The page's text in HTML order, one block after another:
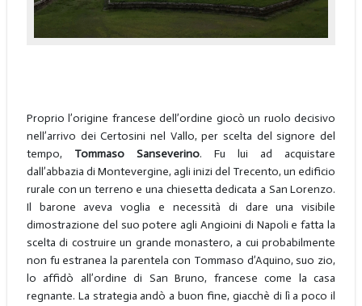
Proprio l’origine francese dell’ordine giocò un ruolo decisivo
nell’arrivo dei Certosini nel Vallo, per scelta del signore del
tempo, Tommaso Sanseverino. Fu lui ad acquistare
dall’abbazia di Montevergine, agli inizi del Trecento, un edificio
rurale con un terreno e una chiesetta dedicata a San Lorenzo.
Il barone aveva voglia e necessità di dare una visibile
dimostrazione del suo potere agli Angioini di Napoli e fatta la
scelta di costruire un grande monastero, a cui probabilmente
non fu estranea la parentela con Tommaso d’Aquino, suo zio,
lo affidò all’ordine di San Bruno, francese come la casa
regnante. La strategia andò a buon fine, giacchè di lì a poco il